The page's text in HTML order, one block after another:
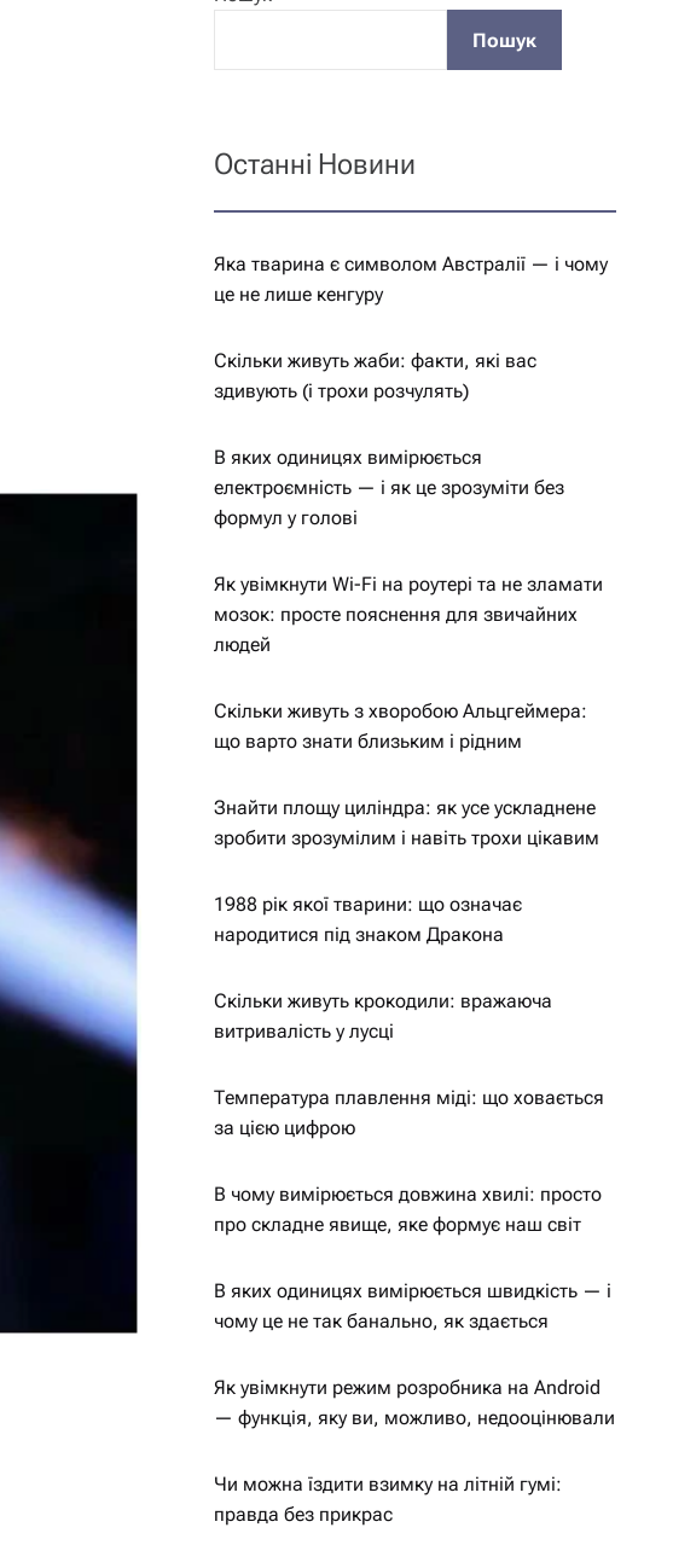
Пошук
Останні Новини
Яка тварина є символом Австралії — і чому
це не лише кенгуру
Скільки живуть жаби: факти, які вас
здивують (і трохи розчулять)
В яких одиницях вимірюється
електроємність — і як це зрозуміти без
формул у голові
Як увімкнути Wi-Fi на роутері та не зламати
мозок: просте пояснення для звичайних
людей
Скільки живуть з хворобою Альцгеймера:
що варто знати близьким і рідним
Знайти площу циліндра: як усе ускладнене
зробити зрозумілим і навіть трохи цікавим
1988 рік якої тварини: що означає
народитися під знаком Дракона
Скільки живуть крокодили: вражаюча
витривалість у лусці
Температура плавлення міді: що ховається
за цією цифрою
В чому вимірюється довжина хвилі: просто
про складне явище, яке формує наш світ
В яких одиницях вимірюється швидкість — і
чому це не так банально, як здається
Як увімкнути режим розробника на Android
— функція, яку ви, можливо, недооцінювали
Чи можна їздити взимку на літній гумі:
правда без прикрас